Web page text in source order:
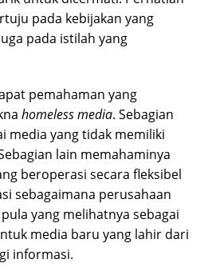
pada kebijakan yang
pada istilah yang
pemahaman yang
homeless media. Sebagian
media yang tidak memiliki
lain memahaminya
beroperasi secara fleksibel
sebagaimana perusahaan
yang melihatnya sebagai
media baru yang lahir dari
informasi.